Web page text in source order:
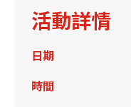
活動詳情
日期
時間